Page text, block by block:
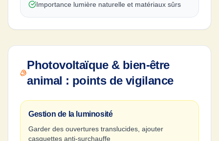
Importance lumière naturelle et matériaux sûrs
Photovoltaïque & bien-être
animal : points de vigilance
Gestion de la luminosité
Garder des ouvertures translucides, ajouter
casquettes anti-surchauffe